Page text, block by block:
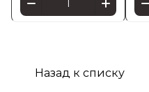
Назад к списку